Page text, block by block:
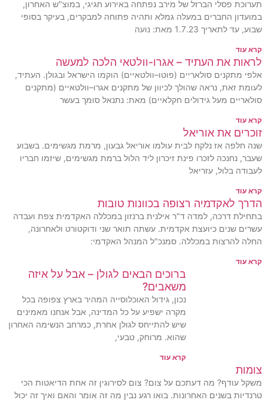
תערוכת פסלי הברזל של מירב נפתחה באירוע חגיגי, במוצ"ש האחרון,
במועדון החברים במעלה גמלא ותהיה פתוחה למבקרים, בעיקר בסופי
שבוע, עד לתאריך 1.7.23 מאת: נועה
קרא עוד
לראות את העתיד – אגרו-וולטאי הלכה למעשה
אלפי מתקנים סולאריים (פוטו–וולטאיים) הוקמו הישראל ובגולן. העתיד,
לעומת זאת, נראה שהולך לכיוון של מתקנים אגרו–וולטאיים (מתקנים
סולאריים מעל גידולים חקלאיים) מאת: נתנאל סומך בעשר
קרא עוד
זוכרים את אוריאל
שנה חלפה אז נלקח לבית עולמו אוריאל גבעון, מרמת מגשימים. בשבוע
שעבר, נחנכה לזכרו פינת זיכרון ליד הלול ברמת מגשימים, שיזמו חבריו
לעבודה בלול, עזריאל
קרא עוד
הדרך לאקדמיה רצופה בכוונות טובות
בתחילת דרכה, למדה ד"ר אילנית ברנזון במכללה האקדמית צפת ועבדה
עשרים שנים כיועצת אקדמית. עשתה תואר שני ודוקטורט ולאחרונה,
החלה להרצות במכללה. סמנכ"ל המנהל האקדמי:
קרא עוד
ברוכים הבאים לגולן – אבל על איזה
משאבים?
נכון, גידול האוכלוסייה המהיר בארץ צפופה בכל
מקרה ישפיע על כל המדינה, אבל אנחנו מאמינים
שיש להתייחס לגולן אחרת, כמרחב הנשימה האחרון
שהוא. מרוחק, טבעי,
קרא עוד
צומות
משקל עודף? מה דעתכם על צום? צום לסירוגין זה אחת הדיאטות הכי
טרנדיות בשנים האחרונות. בואו רגע נבין מה זה אומר והאם ואיך זה יכול